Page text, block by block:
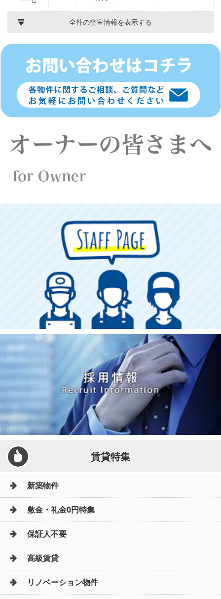
全件の空室情報を表示する
賃貸特集
新築物件
敷金・礼金0円特集
保証人不要
高級賃貸
リノベーション物件